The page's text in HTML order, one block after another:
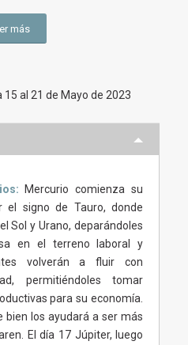
más
al 21 de Mayo de 2023
Mercurio comienza su
el signo de Tauro, donde
Sol y Urano, deparándoles
en el terreno laboral y
volverán a fluir con
permitiéndoles tomar
para su economía.
bien los ayudará a ser más
El día 17 Júpiter, luego